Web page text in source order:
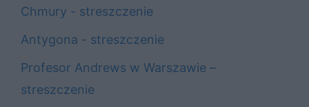
Chmury - streszczenie
Antygona - streszczenie
Profesor Andrews w Warszawie –
streszczenie